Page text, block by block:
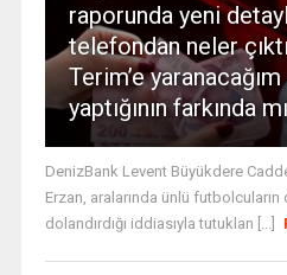
raporunda yeni
telefondan neler
Terim’e
yaptığının farkında
DenizBank Levent Büyükdere
Erzan, aralarında ünlü
dolandırdığı iddiasıyla tutuklan [...]